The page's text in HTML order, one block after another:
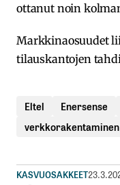
ottanut noin
Markkinaosuudet
tilauskantojen
Eltel Enersense
verkkorakentaminen
KASVUOSAKKEET